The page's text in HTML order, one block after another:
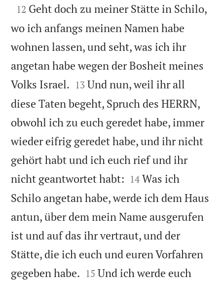

12 Geht doch zu meiner Stätte in Schilo,
wo ich anfangs meinen Namen habe
wohnen lassen, und seht, was ich ihr
angetan habe wegen der Bosheit meines
Volks Israel. 

13 Und nun, weil ihr all
diese Taten begeht, Spruch des HERRN,
obwohl ich zu euch geredet habe, immer
wieder eifrig geredet habe, und ihr nicht
gehört habt und ich euch rief und ihr
nicht geantwortet habt: 

14 Was ich
Schilo angetan habe, werde ich dem Haus
antun, über dem mein Name ausgerufen
ist und auf das ihr vertraut, und der
Stätte, die ich euch und euren Vorfahren
gegeben habe. 

15 Und ich werde euch